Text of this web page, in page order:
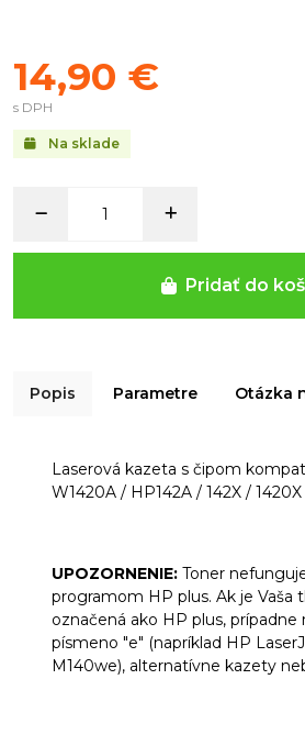
Na sklade
14,90 €
s DPH
Pridať do
Popis Parametre Otázka
Laserová kazeta s čipom
W1420A / HP142A / 142X / 1420X
UPOZORNENIE: Toner
programom HP plus. Ak je Vaša
označená ako HP plus, prípadne
písmeno "e" (napríklad HP
M140we), alternatívne kazety